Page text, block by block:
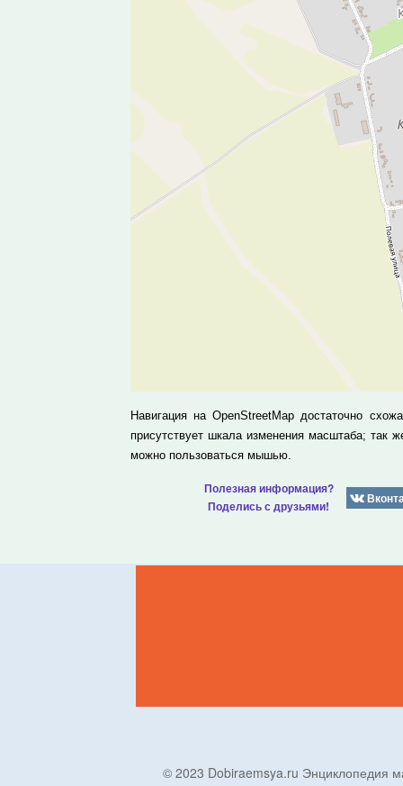
Навигация на OpenStreetMap достаточно
присутствует шкала изменения масштаба; так
можно пользоваться мышью.
Полезная информация?
Поделись с друзьями!
© 2023 Dobiraemsya.ru